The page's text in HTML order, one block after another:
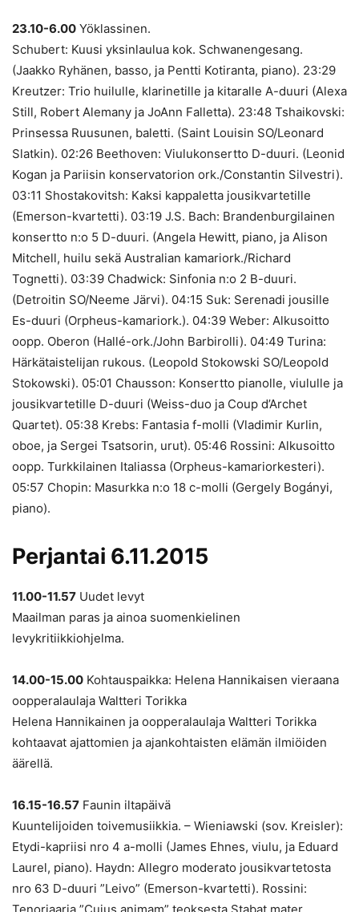
23.10-6.00 Yöklassinen.
Schubert: Kuusi yksinlaulua kok. Schwanengesang.
(Jaakko Ryhänen, basso, ja Pentti Kotiranta, piano). 23:29
Kreutzer: Trio huilulle, klarinetille ja kitaralle A-duuri (Alexa
Still, Robert Alemany ja JoAnn Falletta). 23:48 Tshaikovski:
Prinsessa Ruusunen, baletti. (Saint Louisin SO/Leonard
Slatkin). 02:26 Beethoven: Viulukonsertto D-duuri. (Leonid
Kogan ja Pariisin konservatorion ork./Constantin Silvestri).
03:11 Shostakovitsh: Kaksi kappaletta jousikvartetille
(Emerson-kvartetti). 03:19 J.S. Bach: Brandenburgilainen
konsertto n:o 5 D-duuri. (Angela Hewitt, piano, ja Alison
Mitchell, huilu sekä Australian kamariork./Richard
Tognetti). 03:39 Chadwick: Sinfonia n:o 2 B-duuri.
(Detroitin SO/Neeme Järvi). 04:15 Suk: Serenadi jousille
Es-duuri (Orpheus-kamariork.). 04:39 Weber: Alkusoitto
oopp. Oberon (Hallé-ork./John Barbirolli). 04:49 Turina:
Härkätaistelijan rukous. (Leopold Stokowski SO/Leopold
Stokowski). 05:01 Chausson: Konsertto pianolle, viululle ja
jousikvartetille D-duuri (Weiss-duo ja Coup d’Archet
Quartet). 05:38 Krebs: Fantasia f-molli (Vladimir Kurlin,
oboe, ja Sergei Tsatsorin, urut). 05:46 Rossini: Alkusoitto
oopp. Turkkilainen Italiassa (Orpheus-kamariorkesteri).
05:57 Chopin: Masurkka n:o 18 c-molli (Gergely Bogányi,
piano).
Perjantai 6.11.2015
11.00-11.57 Uudet levyt
Maailman paras ja ainoa suomenkielinen
levykritiikkiohjelma.
14.00-15.00 Kohtauspaikka: Helena Hannikaisen vieraana
oopperalaulaja Waltteri Torikka
Helena Hannikainen ja oopperalaulaja Waltteri Torikka
kohtaavat ajattomien ja ajankohtaisten elämän ilmiöiden
äärellä.
16.15-16.57 Faunin iltapäivä
Kuuntelijoiden toivemusiikkia. – Wieniawski (sov. Kreisler):
Etydi-kapriisi nro 4 a-molli (James Ehnes, viulu, ja Eduard
Laurel, piano). Haydn: Allegro moderato jousikvartetosta
nro 63 D-duuri ”Leivo” (Emerson-kvartetti). Rossini:
Tenoriaaria ”Cuius animam” teoksesta Stabat mater